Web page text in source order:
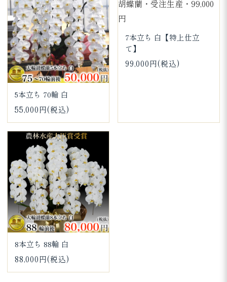
5本立ち 70輪 白
55,000円(税込)
7本立ち 白【特上仕立
て】
99,000円(税込)
8本立ち 88輪 白
88,000円(税込)